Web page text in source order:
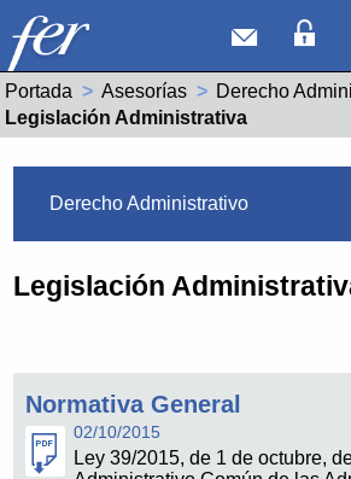
Correo
Portada Asesorías
Derecho
Actual:
Legislación Administrativa
Derecho Administrativo
Legislación
Normativa General
02/10/2015
Ley 39/2015, de 1 de octubre,